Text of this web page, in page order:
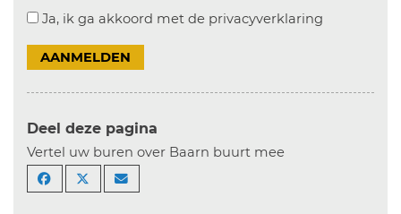
Ja, ik ga akkoord met de privacyverklaring
AANMELDEN
Deel deze pagina
Vertel uw buren over Baarn buurt mee